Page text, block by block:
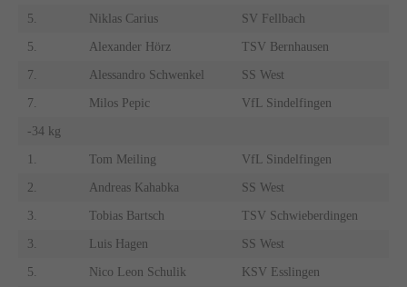
5. Niklas Carius SV Fellbach
5. Alexander Hörz TSV Bernhausen
7. Alessandro Schwenkel SS West
7. Milos Pepic VfL Sindelfingen
-34 kg
1. Tom Meiling VfL Sindelfingen
2. Andreas Kahabka SS West
3. Tobias Bartsch TSV Schwieberdingen
3. Luis Hagen SS West
5. Nico Leon Schulik KSV Esslingen